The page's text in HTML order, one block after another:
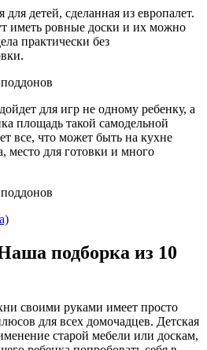
детей, сделанная из европалет.
иметь ровные доски и их можно
практически без
для игр не одному ребенку, а
площадь такой самодельной
все, что может быть на кухне
место для готовки и много
подборка из 10
своими руками имеет просто
для всех домочадцев. Детская
старой мебели или доскам,